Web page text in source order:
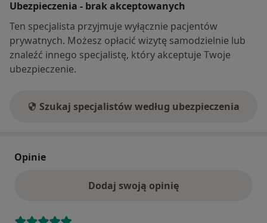
Ubezpieczenia - brak akceptowanych
Ten specjalista przyjmuje wyłącznie pacjentów
prywatnych. Możesz opłacić wizytę samodzielnie lub
znaleźć innego specjalistę, który akceptuje Twoje
ubezpieczenie.
Szukaj specjalistów według ubezpieczenia
Opinie
Dodaj swoją opinię